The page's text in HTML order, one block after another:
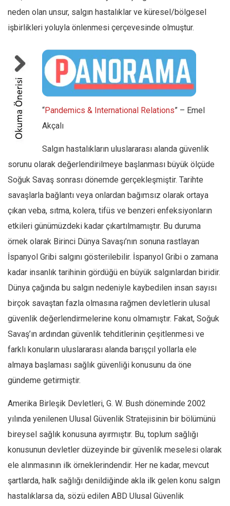
neden olan unsur, salgın hastalıklar ve küresel/bölgesel
işbirlikleri yoluyla önlenmesi çerçevesinde olmuştur.
“Pandemics & International Relations” – Emel
Akçalı
Salgın hastalıkların uluslararası alanda güvenlik
sorunu olarak değerlendirilmeye başlanması büyük ölçüde
Soğuk Savaş sonrası dönemde gerçekleşmiştir. Tarihte
savaşlarla bağlantı veya onlardan bağımsız olarak ortaya
çıkan veba, sıtma, kolera, tifüs ve benzeri enfeksiyonların
etkileri günümüzdeki kadar çıkartılmamıştır. Bu duruma
örnek olarak Birinci Dünya Savaşı’nın sonuna rastlayan
İspanyol Gribi salgını gösterilebilir. İspanyol Gribi o zamana
kadar insanlık tarihinin gördüğü en büyük salgınlardan biridir.
Dünya çağında bu salgın nedeniyle kaybedilen insan sayısı
birçok savaştan fazla olmasına rağmen devletlerin ulusal
güvenlik değerlendirmelerine konu olmamıştır. Fakat, Soğuk
Savaş’ın ardından güvenlik tehditlerinin çeşitlenmesi ve
farklı konuların uluslararası alanda barışçıl yollarla ele
almaya başlaması sağlık güvenliği konusunu da öne
gündeme getirmiştir.
Amerika Birleşik Devletleri, G. W. Bush döneminde 2002
yılında yenilenen Ulusal Güvenlik Stratejisinin bir bölümünü
bireysel sağlık konusuna ayırmıştır. Bu, toplum sağlığı
konusunun devletler düzeyinde bir güvenlik meselesi olarak
ele alınmasının ilk örneklerindendir. Her ne kadar, mevcut
şartlarda, halk sağlığı denildiğinde akla ilk gelen konu salgın
hastalıklarsa da, sözü edilen ABD Ulusal Güvenlik